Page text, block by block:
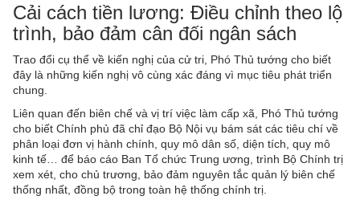
Cải cách tiền lương: Điều chỉnh theo lộ
trình, bảo đảm cân đối ngân sách
Trao đổi cụ thể về kiến nghị của cử tri, Phó Thủ tướng cho biết
đây là những kiến nghị vô cùng xác đáng vì mục tiêu phát triển
chung.
Liên quan đến biên chế và vị trí việc làm cấp xã, Phó Thủ tướng
cho biết Chính phủ đã chỉ đạo Bộ Nội vụ bám sát các tiêu chí về
phân loại đơn vị hành chính, quy mô dân số, diện tích, quy mô
kinh tế… để báo cáo Ban Tổ chức Trung ương, trình Bộ Chính trị
xem xét, cho chủ trương, bảo đảm nguyên tắc quản lý biên chế
thống nhất, đồng bộ trong toàn hệ thống chính trị.